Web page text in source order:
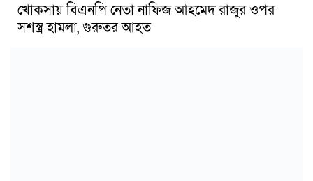
খোকসায় বিএনপি নেতা নাফিজ আহমেদ রাজুর ওপর
সশস্ত্র হামলা, গুরুতর আহত